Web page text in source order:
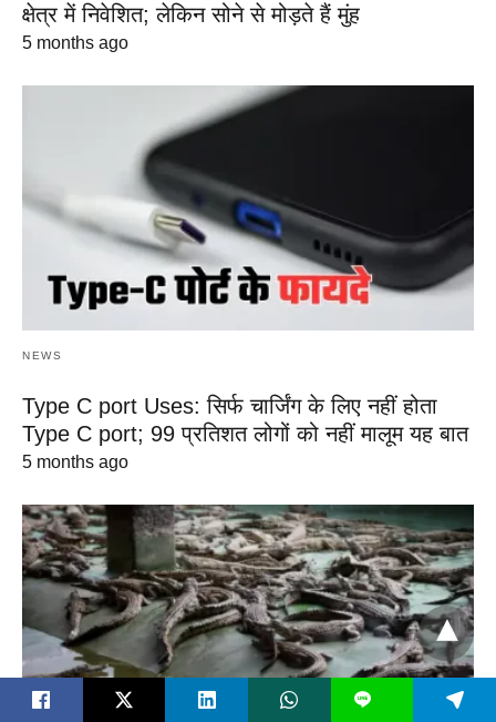
क्षेत्र में निवेशित; लेकिन सोने से मोड़ते हैं मुंह
5 months ago
NEWS
Type C port Uses: सिर्फ चार्जिंग के लिए नहीं होता
Type C port; 99 प्रतिशत लोगों को नहीं मालूम यह बात
5 months ago
L